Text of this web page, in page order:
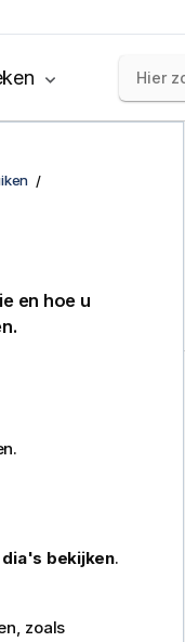
en hoe u
dia's bekijken.
zoals